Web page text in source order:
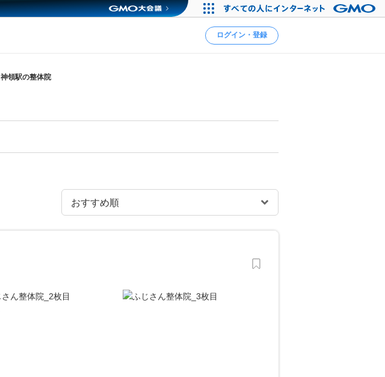
ログイン・登録
神領駅の整体院